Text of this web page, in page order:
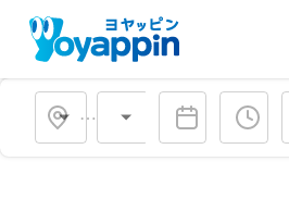
会場タイプ